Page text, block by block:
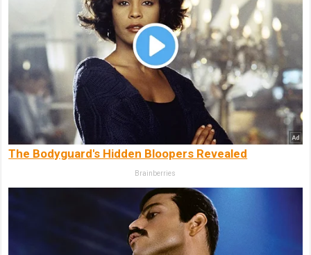
The Bodyguard's Hidden Bloopers Revealed
Brainberries